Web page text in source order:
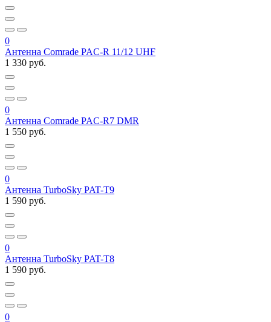
0
Антенна Comrade PAC-R 11/12 UHF
1 330 руб.
0
Антенна Comrade PAC-R7 DMR
1 550 руб.
0
Антенна TurboSky PAT-T9
1 590 руб.
0
Антенна TurboSky PAT-T8
1 590 руб.
0